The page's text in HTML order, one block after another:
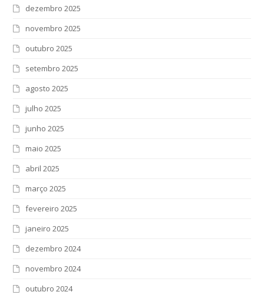
dezembro 2025
novembro 2025
outubro 2025
setembro 2025
agosto 2025
julho 2025
junho 2025
maio 2025
abril 2025
março 2025
fevereiro 2025
janeiro 2025
dezembro 2024
novembro 2024
outubro 2024